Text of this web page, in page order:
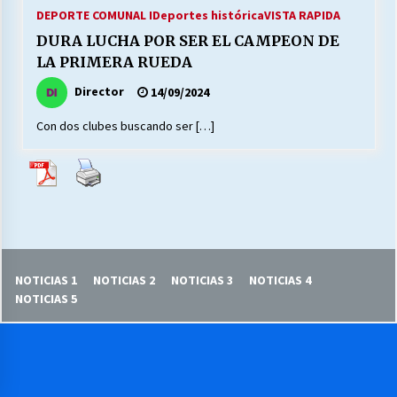
MUNICIPALIDAD, TRABAJADORES, CLIMA
LABORAL:
13/07/2026
Escuela hospitalaria El Carmen de Maipu.
DEPORTE COMUNAL IDeportes históricaVISTA RAPIDA
DURA LUCHA POR SER EL CAMPEON DE
LA PRIMERA RUEDA
Director 14/09/2024
Con dos clubes buscando ser […]
NOTICIAS 1 NOTICIAS 2 NOTICIAS 3
NOTICIAS 4
NOTICIAS 5